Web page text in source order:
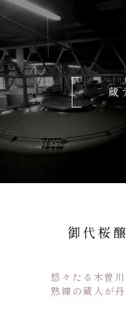
蔵
御代桜
悠々たる木曽
熟練の蔵人が